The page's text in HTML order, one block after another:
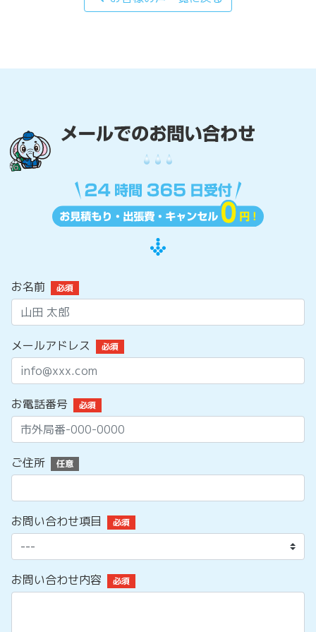
お名前 必須
メールアドレス 必須
お電話番号 必須
ご住所 任意
お問い合わせ項目 必須
お問い合わせ内容 必須